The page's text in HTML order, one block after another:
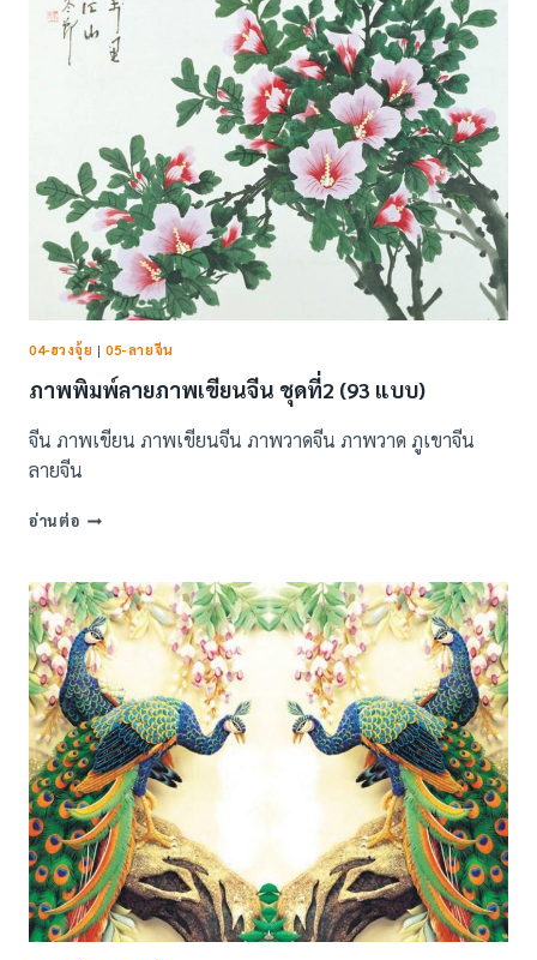
แบบ)
04-ฮวงจุ้ย |05-ลายจีน
ภาพพิมพ์ลายภาพเขียนจีน ชุดที่2 (93 แบบ)
จีน ภาพเขียน ภาพเขียนจีน ภาพวาดจีน ภาพวาด ภูเขาจีน
ลายจีน
อ่านต่อภาพ
ภาพ
เขียน
จีน
ชุด
ที่2
(93
แบบ)